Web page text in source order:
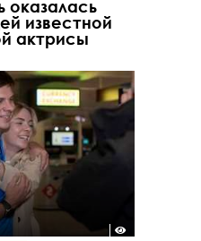
оказалась
известной
актрисы